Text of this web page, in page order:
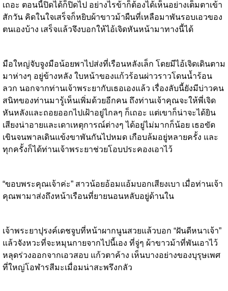
เถอะ ตอนนี้ปิดได้ก็ปิดไป อย่างไรข้าก็ต้องได้เห็นอย่างเต็มตาเข้า
สักวัน คิดในใจเสร็จก็หยิบผ้าขาวม้าผืนที่เหลือมาพันรอบเอวของ
ตนเองบ้าง เสร็จแล้วจึงบอกให้ไอ้เจิดหันหน้ามาทางนี้ได้
มือใหญ่จับจูงมือน้อยพาไปส่งที่เรือนหลังเล็ก โดยมีไอ้เจิดเดินตาม
มาห่างๆ อยู่ข้างหลัง ใบหน้าของแก้วร้อนผ่าวราวโดนน้ำร้อน
ลวก นอกจากท่านเจ้าพระยากับเธอเองแล้ว เรื่องลับนี้ยังมีบ่าวคน
สนิทของท่านมารู้เห็นเพิ่มด้วยอีกคน ถึงท่านเจ้าคุณจะให้พี่เจิด
หันหลังและถอยออกไปเฝ้าอยู่ไกลๆ ก็เถอะ แต่เขาก็น่าจะได้ยิน
เสียงน่าอายและเดาเหตุการณ์ต่างๆ ได้อยู่ไม่มากก็น้อย เธอขัด
เขินจนพาลเดินแข้งขาพันกันไปหมด เกือบล้มอยู่หลายครั้ง และ
ทุกครั้งก็ได้ท่านเจ้าพระยาช่วยโอบประคองเอาไว้
“ขอบพระคุณเจ้าค่ะ” สาวน้อยอ้อมแอ้มบอกเสียงเบา เมื่อท่านเจ้า
คุณพามาส่งถึงหน้าเรือนที่ยายนอนหลับอยู่ด้านใน
เจ้าพระยาปุรงค์เดชจูบที่หน้าผากนูนสวยแล้วบอก “ฝันดีหนาเจ้า”
แล้วจังหวะที่จะหมุนกายจากไปนี้เอง ที่จู่ๆ ผ้าขาวม้าที่พันเอาไว้
หลุดร่วงออกจากเอวสอบ แก้วตาค้าง เห็นบางอย่างของบุรุษเพศ
ที่ใหญ่โอฬารสีมะเมื่อมน่าสะพรึงกลัว